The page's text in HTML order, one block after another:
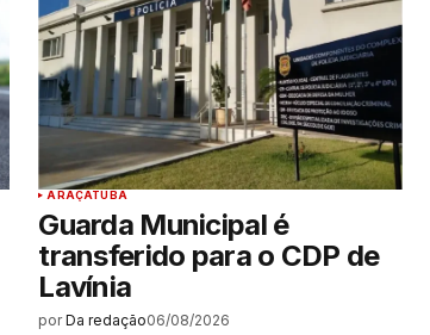
ARAÇATUBA
Guarda Municipal é
transferido para o CDP de
Lavínia
por Da redação06/08/2026